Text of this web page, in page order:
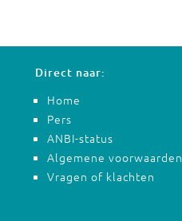
Direct naar:
Home
Pers
ANBI-status
Algemene voorwaarden
Vragen of klachten